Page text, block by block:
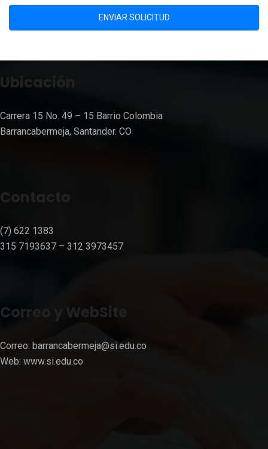
ENVIAR SOLICITUD
Ubicación
Carrera 15 No. 49 – 15 Barrio Colombia
Barrancabermeja, Santander. CO
Contacto
(7) 622 1383
315 7193637 – 312 3973457⁣⁣
Correo y WebSite
Correo: barrancabermeja@si.edu.co
Web: www.si.edu.co